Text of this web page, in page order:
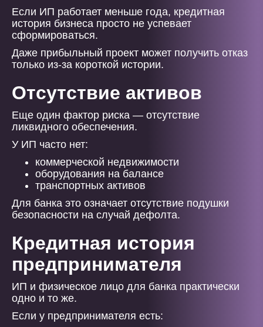
Если ИП работает меньше года, кредитная
история бизнеса просто не успевает
сформироваться.
Даже прибыльный проект может получить отказ
только из-за короткой истории.
Отсутствие активов
Еще один фактор риска — отсутствие
ликвидного обеспечения.
У ИП часто нет:
коммерческой недвижимости
оборудования на балансе
транспортных активов
Для банка это означает отсутствие подушки
безопасности на случай дефолта.
Кредитная история
предпринимателя
ИП и физическое лицо для банка практически
одно и то же.
Если у предпринимателя есть: